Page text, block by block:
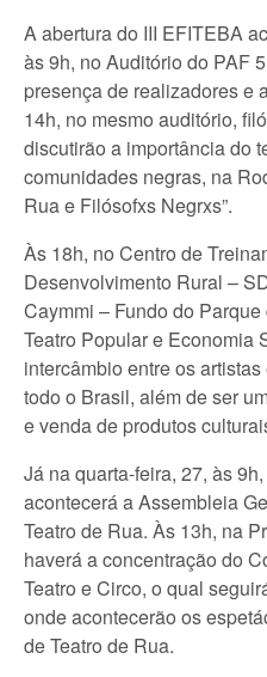
A abertura do III EFITEBA
às 9h, no Auditório do PAF
presença de realizadores e
14h, no mesmo auditório,
discutirão a importância do
comunidades negras, na
Rua e Filósofxs Negrxs”.
Às 18h, no Centro de
Desenvolvimento Rural –
Caymmi – Fundo do
Teatro Popular e Economia
intercâmbio entre os
todo o Brasil, além de ser
e venda de produtos
Já na quarta-feira, 27, às
acontecerá a Assembleia
Teatro de Rua. Às 13h, na
haverá a concentração do
Teatro e Circo, o qual
onde acontecerão os
de Teatro de Rua.